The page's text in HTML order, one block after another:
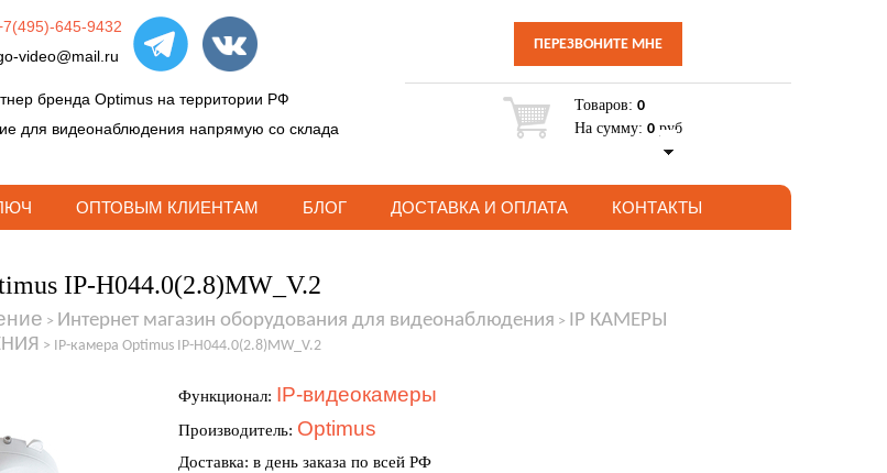
645-9432
video@mail.ru
бренда Optimus на территории РФ
для видеонаблюдения напрямую со склада
ПЕРЕЗВОНИТЕ МНЕ
Товаров: 0
На сумму: 0 руб
ОПТОВЫМ КЛИЕНТАМ БЛОГ ДОСТАВКА И ОПЛАТА КОНТАКТЫ
IP-H044.0(2.8)MW_V.2
> Интернет магазин оборудования для видеонаблюдения > IP КАМЕРЫ
> IP-камера Optimus IP-H044.0(2.8)MW_V.2
Функционал: IP-видеокамеры
Производитель: Optimus
Доставка: в день заказа по всей РФ